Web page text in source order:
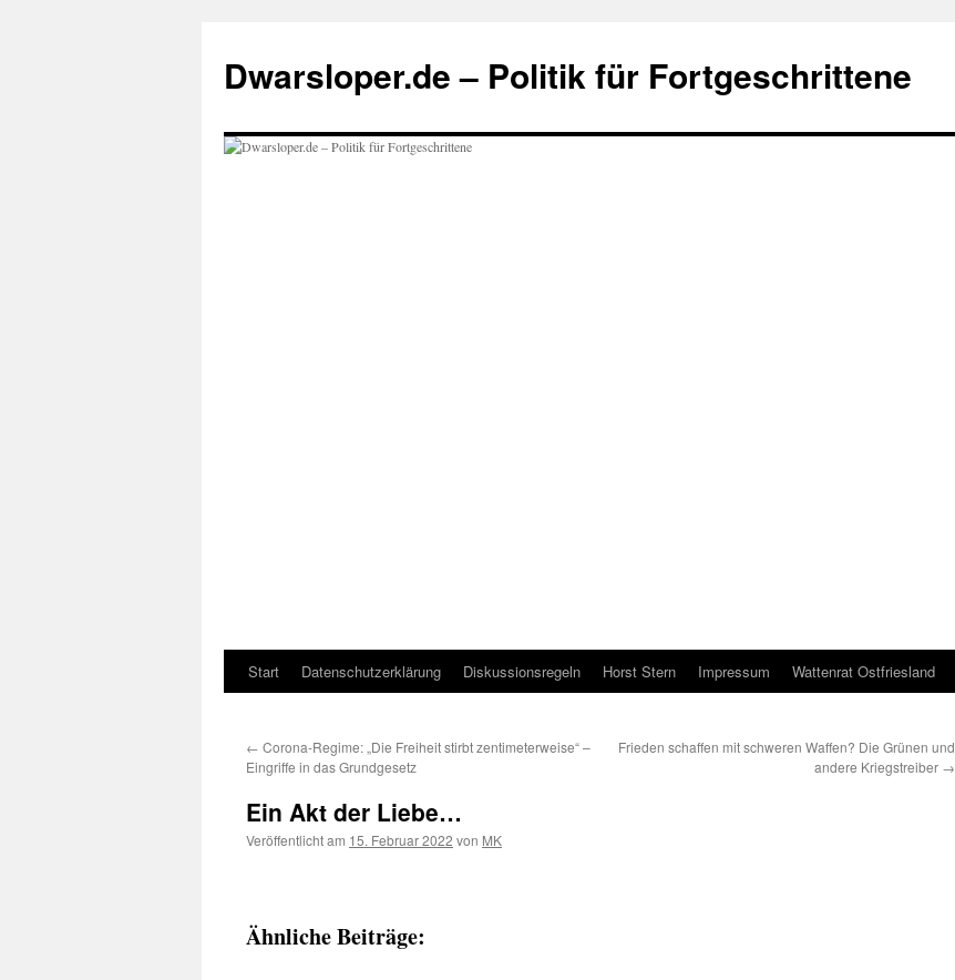
springen
Dwarsloper.de – Politik für Fortgeschrittene
Start Datenschutzerklärung Diskussionsregeln Horst Stern Impressum Wattenrat Ostfriesland
← Corona-Regime: „Die Freiheit stirbt zentimeterweise“ –
Eingriffe in das Grundgesetz
Frieden schaffen mit schweren Waffen? Die Grünen und
andere Kriegstreiber →
Ein Akt der Liebe…
Veröffentlicht am 15. Februar 2022 von MK
Ähnliche Beiträge: